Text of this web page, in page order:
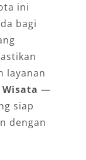
ini
bagi
layanan
—
siap
dengan